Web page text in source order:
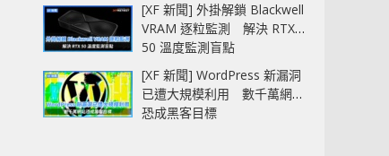
[XF 新聞] 外掛解鎖 Blackwell
VRAM 逐粒監測 解決 RTX
50 溫度監測盲點
[XF 新聞] WordPress 新漏洞
已遭大規模利用 數千萬網站
恐成黑客目標